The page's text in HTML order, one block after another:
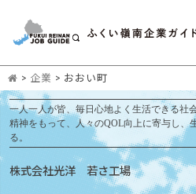
> 企業 > おおい町
一人一人が皆、毎日心地よく生活できる社
精神をもって、人々のQOL向上に寄与し、
る。
株式会社光洋 若さ工場